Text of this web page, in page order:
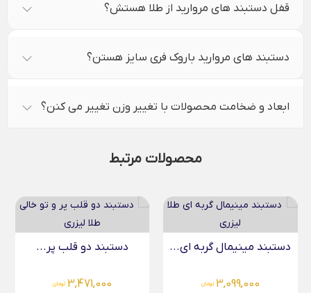
قفل دستبند های مروارید از طلا هستش؟
دستبند های مروارید باروک فری سایز هستن؟
ابعاد و ضخامت محصولات با تغییر وزن تغییر می کنن؟
محصولات مرتبط
دستبند مینیمال گربه ای...
3,099,000 تومان
دستبند دو قلب پر...
3,471,000 تومان